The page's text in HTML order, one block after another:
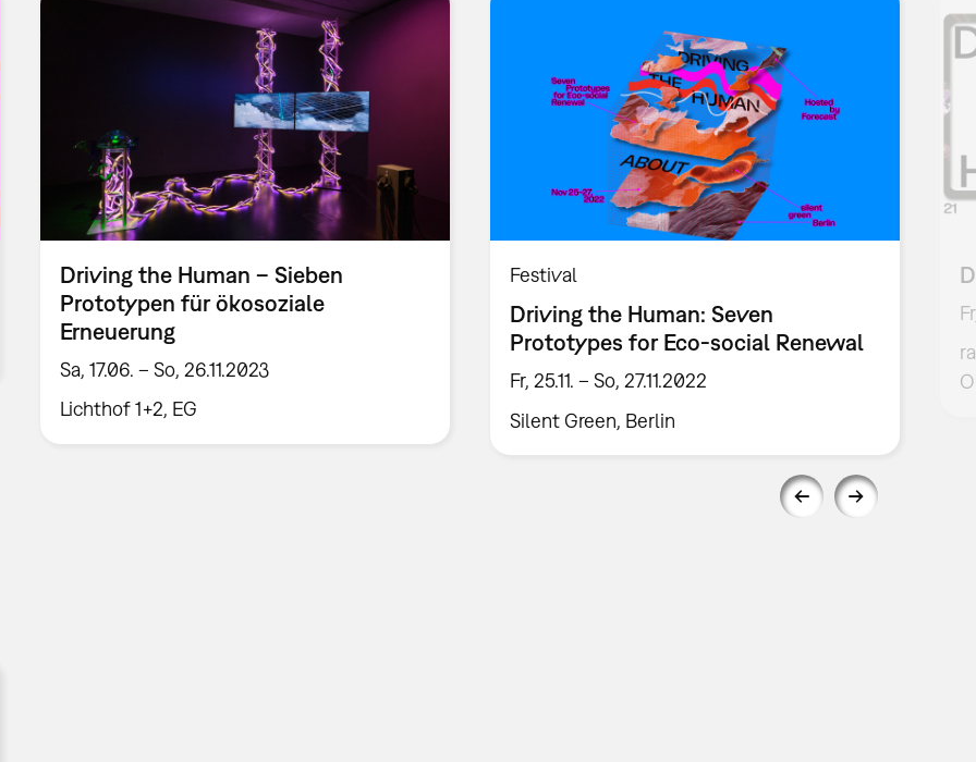
Driving the Human – Sieben
Prototypen für ökosoziale
Erneuerung
Sa, 17.06. – So, 26.11.2023
Lichthof 1+2, EG
Festival
Driving the Human: Seven
Prototypes for Eco-social Renewal
Fr, 25.11. – So, 27.11.2022
Silent Green, Berlin